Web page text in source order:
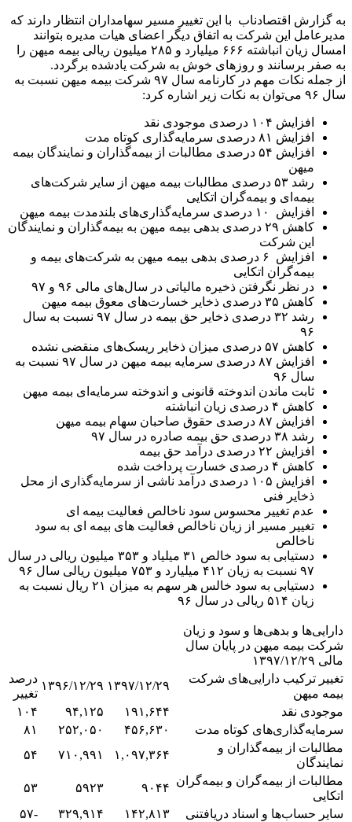
به گزارش اقتصادناب با این تغییر مسیر سهامداران انتظار دارند که
مدیرعامل این شرکت به اتفاق دیگر اعضای هیات مدیره بتوانند
امسال زیان انباشته ۶۶۶ میلیارد و ۲۸۵ میلیون ریالی بیمه میهن را
به صفر برسانند و روزهای خوش به شرکت یادشده برگردد.
از جمله نکات مهم در کارنامه سال ۹۷ شرکت بیمه میهن نسبت به
سال ۹۶ می‌توان به نکات زیر اشاره کرد:
افزایش ۱۰۴ درصدی موجودی نقد
افزایش ۸۱ درصدی سرمایه‌گذاری کوتاه مدت
افزایش ۵۴ درصدی مطالبات از بیمه‌گذاران و نمایندگان بیمه
میهن
رشد ۵۳ درصدی مطالبات بیمه میهن از سایر شرکت‌های
بیمه‌ای و بیمه‌گران اتکایی
افزایش ۱۰ درصدی سرمایه‌گذاری‌های بلندمدت بیمه میهن
کاهش ۲۹ درصدی بدهی بیمه میهن به بیمه‌گذاران و نمایندگان
این شرکت
افزایش ۶ درصدی بدهی بیمه میهن به شرکت‌های بیمه و
بیمه‌گران اتکایی
در نظر نگرفتن ذخیره مالیاتی در سال‌های مالی ۹۶ و ۹۷
کاهش ۳۵ درصدی ذخایر خسارت‌های معوق بیمه میهن
رشد ۳۲ درصدی ذخایر حق بیمه در سال ۹۷ نسبت به سال
۹۶
کاهش ۵۷ درصدی میزان ذخایر ریسک‌های منقضی نشده
افزایش ۸۷ درصدی سرمایه بیمه میهن در سال ۹۷ نسبت به
سال ۹۶
ثابت ماندن اندوخته قانونی و اندوخته سرمایه‌ای بیمه میهن
کاهش ۴ درصدی زیان انباشته
افزایش ۸۷ درصدی حقوق صاحبان سهام بیمه میهن
رشد ۳۸ درصدی حق بیمه صادره در سال ۹۷
افزایش ۲۲ درصدی درآمد حق بیمه
کاهش ۴ درصدی خسارت پرداخت شده
افزایش ۱۰۵ درصدی درآمد ناشی از سرمایه‌گذاری از محل
ذخایر فنی
عدم تغییر محسوس سود ناخالص فعالیت بیمه ای
تغییر مسیر از زیان ناخالص فعالیت های بیمه ای به سود
ناخالص
دستیابی به سود خالص ۳۱ میلیاد و ۳۵۳ میلیون ریالی در سال
۹۷ نسبت به زیان ۴۱۲ میلیارد و ۷۵۳ میلیون ریالی سال ۹۶
دستیابی به سود خالس هر سهم به میزان ۲۱ ریال نسبت به
زیان ۵۱۴ ریالی در سال ۹۶
دارایی‌ها و بدهی‌ها و سود و زیان
شرکت بیمه میهن در پایان سال
مالی ۱۳۹۷/۱۲/۲۹
تغییر ترکیب دارایی‌های شرکت
بیمه میهن
۱۳۹۷/۱۲/۲۹ ۱۳۹۶/۱۲/۲۹
درصد
تغییر
موجودی نقد
۱۹۱,۶۴۴ ۹۴,۱۲۵
۱۰۴
سرمایه‌گذاری‌های کوتاه مدت
۴۵۶,۶۳۰ ۲۵۲,۰۵۰
۸۱
مطالبات از بیمه‌گذاران و
نمایندگان
۱,۰۹۷,۳۶۴ ۷۱۰,۹۹۱
۵۴
مطالبات از بیمه‌گران و بیمه‌گران
اتکایی
۹۰۴۴ ۵۹۲۳
۵۳
سایر حساب‌ها و اسناد دریافتنی
۱۴۲,۸۱۳ ۳۲۹,۹۱۴ -۵۷